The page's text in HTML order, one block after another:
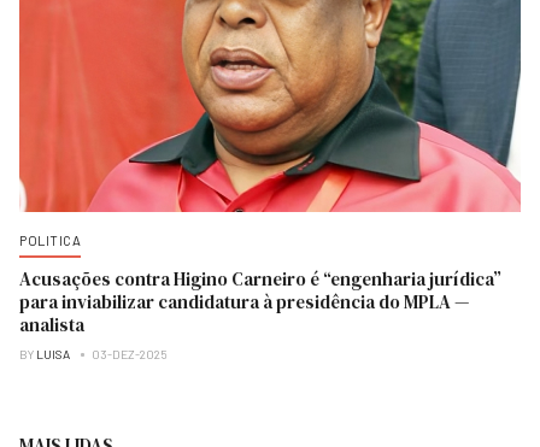
POLITICA
Acusações contra Higino Carneiro é “engenharia jurídica”
para inviabilizar candidatura à presidência do MPLA —
analista
BY LUISA 03-DEZ-2025